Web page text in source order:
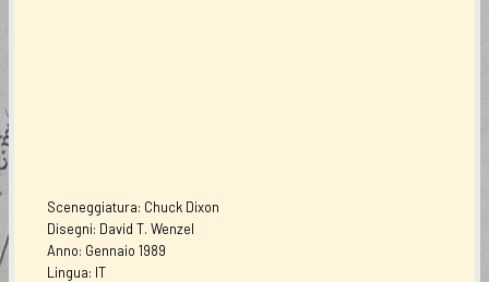
Sceneggiatura: Chuck Dixon
Disegni: David T. Wenzel
Anno: Gennaio 1989
Lingua: IT